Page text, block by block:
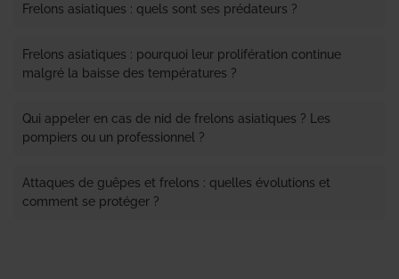
Frelons asiatiques : quels sont ses prédateurs ?
Frelons asiatiques : pourquoi leur prolifération continue
malgré la baisse des températures ?
Qui appeler en cas de nid de frelons asiatiques ? Les
pompiers ou un professionnel ?
Attaques de guêpes et frelons : quelles évolutions et
comment se protéger ?